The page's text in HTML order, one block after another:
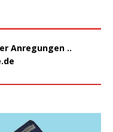
Anregungen ..